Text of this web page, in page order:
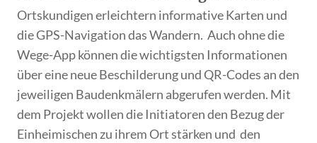
Ortskundigen erleichtern informative Karten und
die GPS-Navigation das Wandern. Auch ohne die
Wege-App können die wichtigsten Informationen
über eine neue Beschilderung und QR-Codes an den
jeweiligen Baudenkmälern abgerufen werden. Mit
dem Projekt wollen die Initiatoren den Bezug der
Einheimischen zu ihrem Ort stärken und den